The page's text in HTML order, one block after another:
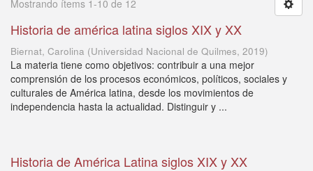
Mostrando ítems 1-10 de 12
Historia de américa latina siglos XIX y XX
Biernat, Carolina (Universidad Nacional de Quilmes, 2019)
La materia tiene como objetivos: contribuir a una mejor
comprensión de los procesos económicos, políticos, sociales y
culturales de América latina, desde los movimientos de
independencia hasta la actualidad. Distinguir y ...
Historia de América Latina siglos XIX y XX